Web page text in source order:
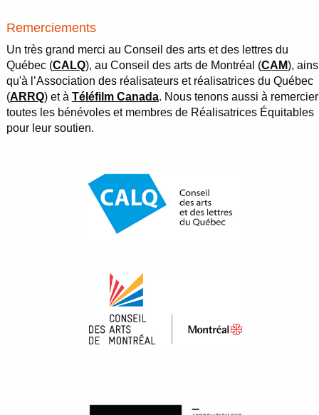
Remerciements
Un très grand merci au Conseil des arts et des lettres du
Québec (CALQ), au Conseil des arts de Montréal (CAM),
qu'à l’Association des réalisateurs et réalisatrices du Québec
(ARRQ) et à Téléfilm Canada. Nous tenons aussi à remercier
toutes les bénévoles et membres de Réalisatrices Équitables
pour leur soutien.